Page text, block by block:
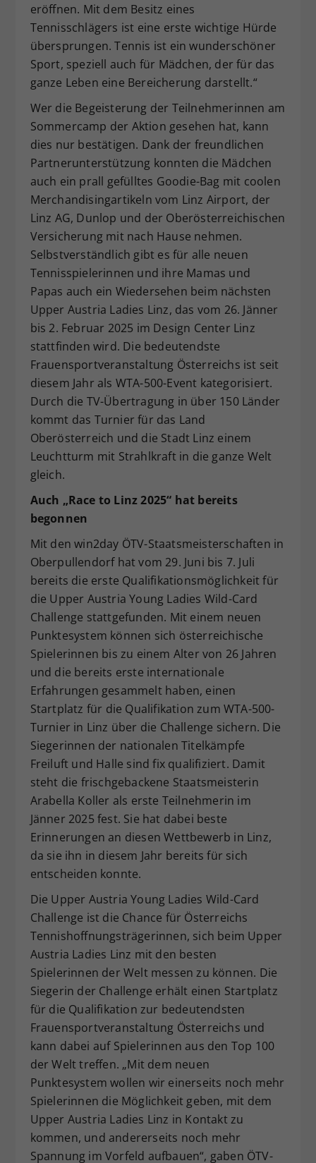
eröffnen. Mit dem Besitz eines
Tennisschlägers ist eine erste wichtige Hürde
übersprungen. Tennis ist ein wunderschöner
Sport, speziell auch für Mädchen, der für das
ganze Leben eine Bereicherung darstellt.“
Wer die Begeisterung der Teilnehmerinnen am
Sommercamp der Aktion gesehen hat, kann
dies nur bestätigen. Dank der freundlichen
Partnerunterstützung konnten die Mädchen
auch ein prall gefülltes Goodie-Bag mit coolen
Merchandisingartikeln vom Linz Airport, der
Linz AG, Dunlop und der Oberösterreichischen
Versicherung mit nach Hause nehmen.
Selbstverständlich gibt es für alle neuen
Tennisspielerinnen und ihre Mamas und
Papas auch ein Wiedersehen beim nächsten
Upper Austria Ladies Linz, das vom 26. Jänner
bis 2. Februar 2025 im Design Center Linz
stattfinden wird. Die bedeutendste
Frauensportveranstaltung Österreichs ist seit
diesem Jahr als WTA-500-Event kategorisiert.
Durch die TV-Übertragung in über 150 Länder
kommt das Turnier für das Land
Oberösterreich und die Stadt Linz einem
Leuchtturm mit Strahlkraft in die ganze Welt
gleich.
Auch „Race to Linz 2025“ hat bereits
begonnen
Mit den win2day ÖTV-Staatsmeisterschaften in
Oberpullendorf hat vom 29. Juni bis 7. Juli
bereits die erste Qualifikationsmöglichkeit für
die Upper Austria Young Ladies Wild-Card
Challenge stattgefunden. Mit einem neuen
Punktesystem können sich österreichische
Spielerinnen bis zu einem Alter von 26 Jahren
und die bereits erste internationale
Erfahrungen gesammelt haben, einen
Startplatz für die Qualifikation zum WTA-500-
Turnier in Linz über die Challenge sichern. Die
Siegerinnen der nationalen Titelkämpfe
Freiluft und Halle sind fix qualifiziert. Damit
steht die frischgebackene Staatsmeisterin
Arabella Koller als erste Teilnehmerin im
Jänner 2025 fest. Sie hat dabei beste
Erinnerungen an diesen Wettbewerb in Linz,
da sie ihn in diesem Jahr bereits für sich
entscheiden konnte.
Die Upper Austria Young Ladies Wild-Card
Challenge ist die Chance für Österreichs
Tennishoffnungsträgerinnen, sich beim Upper
Austria Ladies Linz mit den besten
Spielerinnen der Welt messen zu können. Die
Siegerin der Challenge erhält einen Startplatz
für die Qualifikation zur bedeutendsten
Frauensportveranstaltung Österreichs und
kann dabei auf Spielerinnen aus den Top 100
der Welt treffen. „Mit dem neuen
Punktesystem wollen wir einerseits noch mehr
Spielerinnen die Möglichkeit geben, mit dem
Upper Austria Ladies Linz in Kontakt zu
kommen, und andererseits noch mehr
Spannung im Vorfeld aufbauen“, gaben ÖTV-